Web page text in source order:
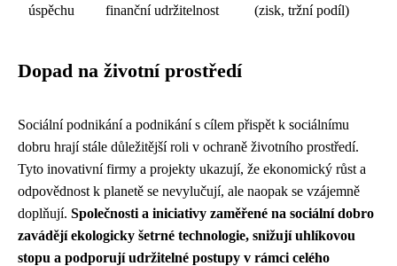
úspěchu
finanční udržitelnost
(zisk, tržní podíl)
Dopad na životní prostředí
Sociální podnikání a podnikání s cílem přispět k sociálnímu
dobru hrají stále důležitější roli v ochraně životního prostředí.
Tyto inovativní firmy a projekty ukazují, že ekonomický růst a
odpovědnost k planetě se nevylučují, ale naopak se vzájemně
doplňují. Společnosti a iniciativy zaměřené na sociální dobro
zavádějí ekologicky šetrné technologie, snižují uhlíkovou
stopu a podporují udržitelné postupy v rámci celého